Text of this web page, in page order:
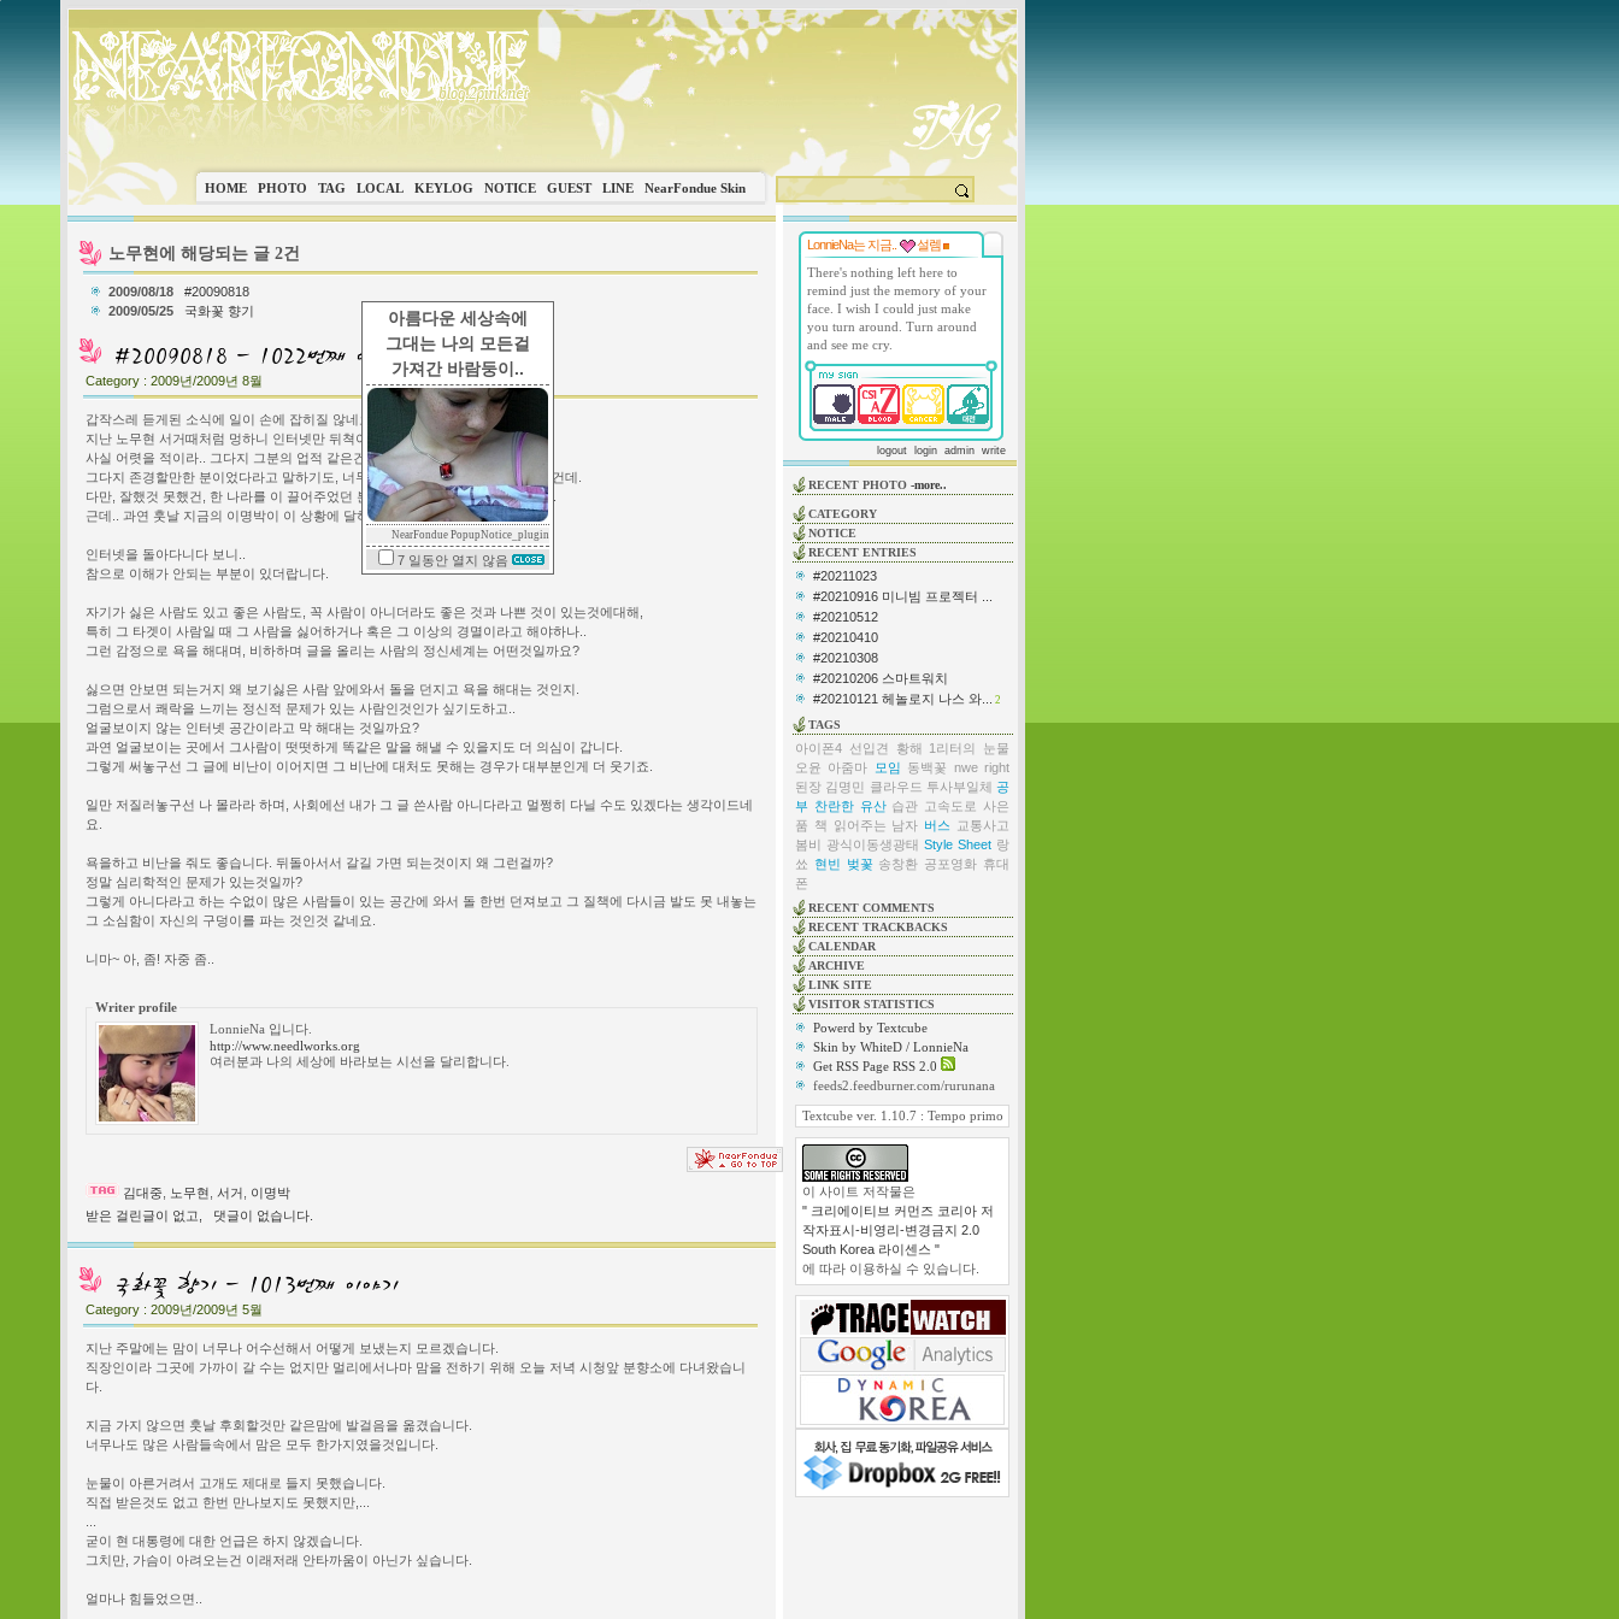
아름다운 세상속에
그대는 나의 모든걸
가져간 바람둥이..
NearFondue PopupNotice_plugin
7 일동안 열지 않음
HOME PHOTO TAG LOCAL KEYLOG NOTICE GUEST LINE NearFondue Skin
노무현에 해당되는 글 2건
2009/08/18
#20090818
2009/05/25
국화꽃 향기
Category : 2009년/2009년 8월
갑작스레 듣게된 소식에 일이 손에 잡히질 않네요.
지난 노무현 서거때처럼 멍하니 인터넷만 뒤쳑이고 있어요.
사실 어렷을 적이라.. 그다지 그분의 업적 같은건 잘 모릅니다.
그다지 존경할만한 분이었다라고 말하기도, 너무 안됐다라고 말하기도 그렇다는건데.
다만, 잘했것 못했건, 한 나라를 이 끌어주었던 분이 떠났다는게 아쉬울 따름이죠.
근데.. 과연 훗날 지금의 이명박이 이 상황에 달하면 기분은 어떨까 싶기도하고..
인터넷을 돌아다니다 보니..
참으로 이해가 안되는 부분이 있더랍니다.
자기가 싫은 사람도 있고 좋은 사람도, 꼭 사람이 아니더라도 좋은 것과 나쁜 것이 있는것에대해,
특히 그 타겟이 사람일 때 그 사람을 싫어하거나 혹은 그 이상의 경멸이라고 해야하나..
그런 감정으로 욕을 해대며, 비하하며 글을 올리는 사람의 정신세계는 어떤것일까요?
싫으면 안보면 되는거지 왜 보기싫은 사람 앞에와서 돌을 던지고 욕을 해대는 것인지.
그럼으로서 쾌락을 느끼는 정신적 문제가 있는 사람인것인가 싶기도하고..
얼굴보이지 않는 인터넷 공간이라고 막 해대는 것일까요?
과연 얼굴보이는 곳에서 그사람이 떳떳하게 똑같은 말을 해낼 수 있을지도 더 의심이 갑니다.
그렇게 써놓구선 그 글에 비난이 이어지면 그 비난에 대처도 못해는 경우가 대부분인게 더 웃기죠.
일만 저질러놓구선 나 몰라라 하며, 사회에선 내가 그 글 쓴사람 아니다라고 멀쩡히 다닐 수도 있겠다는 생각이드네
요.
욕을하고 비난을 줘도 좋습니다. 뒤돌아서서 갈길 가면 되는것이지 왜 그런걸까?
정말 심리학적인 문제가 있는것일까?
그렇게 아니다라고 하는 수없이 많은 사람들이 있는 공간에 와서 돌 한번 던져보고 그 질책에 다시금 발도 못 내놓는
그 소심함이 자신의 구덩이를 파는 것인것 같네요.
니마~ 아, 좀! 자중 좀..
Writer profile
LonnieNa 입니다.
http://www.needlworks.org
여러분과 나의 세상에 바라보는 시선을 달리합니다.
김대중 노무현 서거
이명박
받은 걸린글이 없고,
댓글이 없습니다.
Category : 2009년/2009년 5월
지난 주말에는 맘이 너무나 어수선해서 어떻게 보냈는지 모르겠습니다.
직장인이라 그곳에 가까이 갈 수는 없지만 멀리에서나마 맘을 전하기 위해 오늘 저녁 시청앞 분향소에 다녀왔습니
다.
지금 가지 않으면 훗날 후회할것만 같은맘에 발걸음을 옮겼습니다.
너무나도 많은 사람들속에서 맘은 모두 한가지였을것입니다.
눈물이 아른거려서 고개도 제대로 들지 못했습니다.
직접 받은것도 없고 한번 만나보지도 못했지만,...
굳이 현 대통령에 대한 언급은 하지 않겠습니다.
그치만, 가슴이 아려오는건 이래저래 안타까움이 아닌가 싶습니다.
얼마나 힘들었으면..
LonnieNa는 지금..
설렘
There's nothing left here to
remind just the memory of your
face. I wish I could just make
you turn around. Turn around
and see me cry.
logout login admin write
RECENT PHOTO -more..
CATEGORY
NOTICE
RECENT ENTRIES
#20211023
#20210916 미니빔 프로젝터 ...
#20210512
#20210410
#20210308
#20210206 스마트워치
#20210121 헤놀로지 나스 와...
2
TAGS
아이폰4 선입견 황해 1리터의 눈물
오윤 아줌마 모임 동백꽃
nwe right
된장 김명민 클라우드 투사부일체 공
부 찬란한 유산 습관 고속도로
사은
품 책 읽어주는 남자 버스
교통사고
봄비 광식이동생광태 Style Sheet 랑
쑈 현빈 벚꽃 송창환 공포영화 휴대
폰
RECENT COMMENTS
RECENT TRACKBACKS
CALENDAR
ARCHIVE
LINK SITE
VISITOR STATISTICS
Powerd by Textcube
Skin by WhiteD / LonnieNa
Get RSS Page RSS 2.0
feeds2.feedburner.com/rurunana
Textcube ver. 1.10.7 : Tempo primo
이 사이트 저작물은
" 크리에이티브 커먼즈 코리아 저
작자표시-비영리-변경금지 2.0
South Korea 라이센스 "
에 따라 이용하실 수 있습니다.